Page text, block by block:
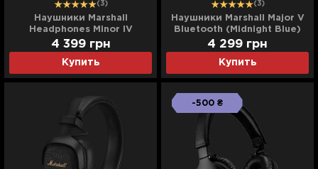
(3)
Наушники Marshall
Headphones Minor IV
(Cream)
Купить
4 399 грн
(3)
Наушники Marshall Major V
Bluetooth (Midnight Blue)
Купить
4 299 грн
-500 ₴